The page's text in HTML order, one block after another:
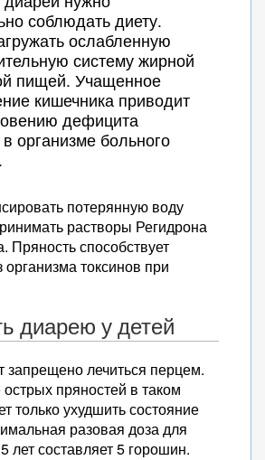
соблюдать диету.
ослабленную
систему жирной
пищей. Учащенное
кишечника приводит
дефицита
организме больного
потерянную воду
растворы Регидрона
Пряность способствует
токсинов при
диарею у детей
запрещено лечиться перцем.
пряностей в таком
только ухудшить состояние
разовая доза для
лет составляет 5 горошин.